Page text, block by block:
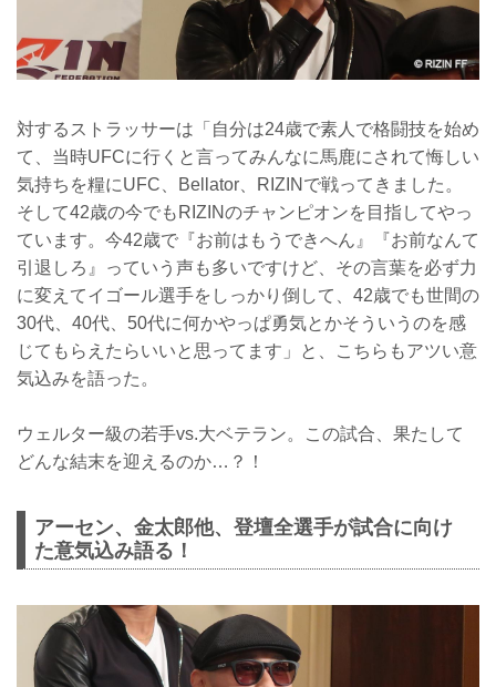
対するストラッサーは「自分は24歳で素人で格闘技を始め
て、当時UFCに行くと言ってみんなに馬鹿にされて悔しい
気持ちを糧にUFC、Bellator、RIZINで戦ってきました。
そして42歳の今でもRIZINのチャンピオンを目指してやっ
ています。今42歳で『お前はもうできへん』『お前なんて
引退しろ』っていう声も多いですけど、その言葉を必ず力
に変えてイゴール選手をしっかり倒して、42歳でも世間の
30代、40代、50代に何かやっぱ勇気とかそういうのを感
じてもらえたらいいと思ってます」と、こちらもアツい意
気込みを語った。
ウェルター級の若手vs.大ベテラン。この試合、果たして
どんな結末を迎えるのか…？！
アーセン、金太郎他、登壇全選手が試合に向け
た意気込み語る！